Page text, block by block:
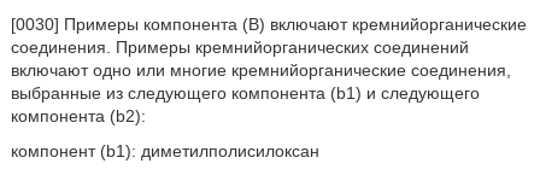
[0030] Примеры компонента (В) включают кремнийорганические
соединения. Примеры кремнийорганических соединений
включают одно или многие кремнийорганические соединения,
выбранные из следующего компонента (b1) и следующего
компонента (b2):
компонент (b1): диметилполисилоксан